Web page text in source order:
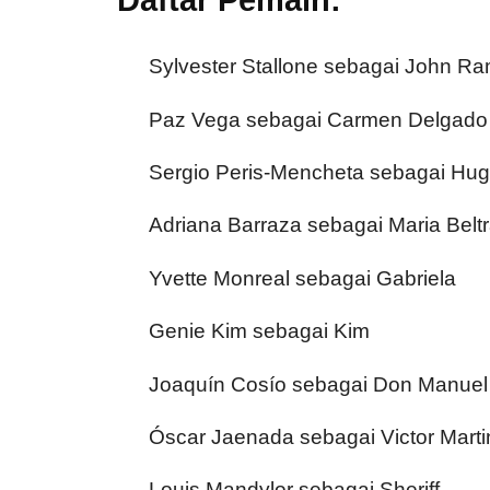
Sylvester Stallone sebagai John
Paz Vega sebagai Carmen Delgado
Sergio Peris-Mencheta sebagai
Adriana Barraza sebagai Maria
Yvette Monreal sebagai Gabriela
Genie Kim sebagai Kim
Joaquín Cosío sebagai Don Manuel
Óscar Jaenada sebagai Victor